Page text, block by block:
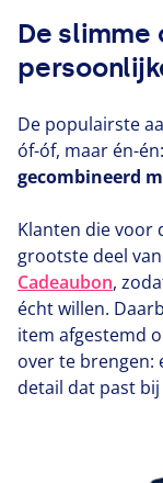
De slimme
De populairste
óf-óf, maar én-én:
gecombineerd
Klanten die voor
grootste deel
Cadeaubon,
écht willen.
item afgestemd
over te brengen:
detail dat past